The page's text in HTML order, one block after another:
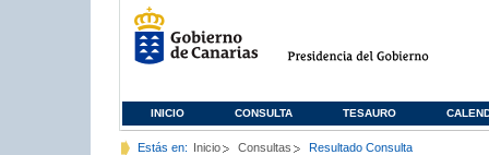
INICIO CONSULTA TESAURO
Estás en: Inicio Consultas Resultado Consulta